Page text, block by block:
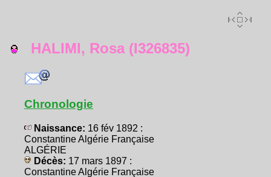
HALIMI, Rosa (I326835)
Chronologie
Naissance: 16 fév 1892 :
Constantine Algérie Française
ALGÉRIE
Décès: 17 mars 1897 :
Constantine Algérie Française